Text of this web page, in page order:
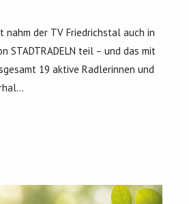
nahm der TV Friedrichstal auch in
STADTRADELN teil – und das mit
19 aktive Radlerinnen und